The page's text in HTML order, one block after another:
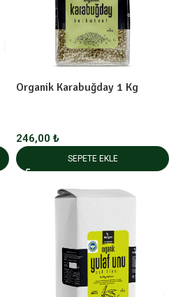
Organik Karabuğday 1 Kg
246,00 ₺
SEPETE EKLE